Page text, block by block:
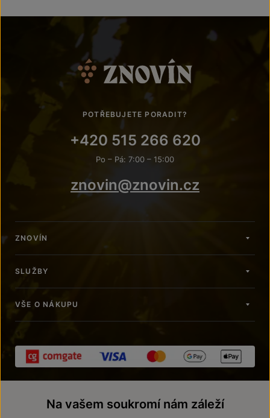
POTŘEBUJETE PORADIT?
+420 515 266 620
Po – Pá: 7:00 – 15:00
znovin@znovin.cz
ZNOVÍN
SLUŽBY
VŠE O NÁKUPU
Na vašem soukromí nám záleží